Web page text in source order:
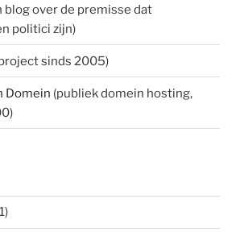
blog over de premisse dat
politici zijn)
sinds 2005)
Domein (publiek domein hosting,